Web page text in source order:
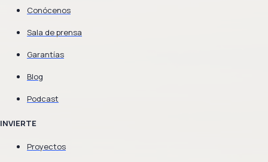
Conócenos
Sala de prensa
Garantías
Blog
Podcast
INVIERTE
Proyectos